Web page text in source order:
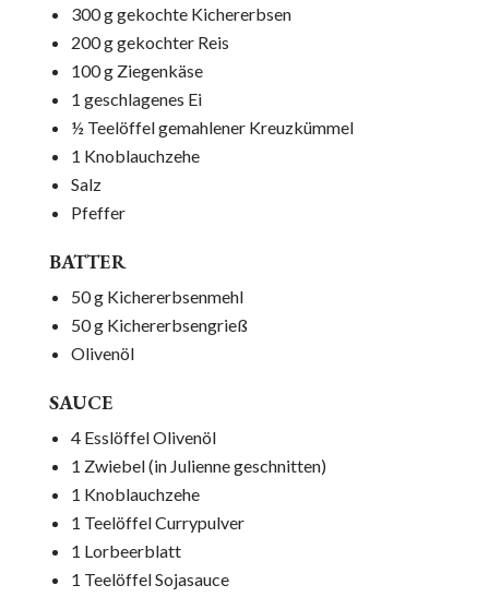
300 g gekochte Kichererbsen
200 g gekochter Reis
100 g Ziegenkäse
1 geschlagenes Ei
½ Teelöffel gemahlener Kreuzkümmel
1 Knoblauchzehe
Salz
Pfeffer
BATTER
50 g Kichererbsenmehl
50 g Kichererbsengrieß
Olivenöl
SAUCE
4 Esslöffel Olivenöl
1 Zwiebel (in Julienne geschnitten)
1 Knoblauchzehe
1 Teelöffel Currypulver
1 Lorbeerblatt
1 Teelöffel Sojasauce